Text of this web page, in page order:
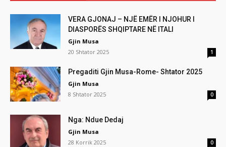
VERA GJONAJ – NJË EMËR I NJOHUR I
DIASPORËS SHQIPTARE NË ITALI
Gjin Musa
20 Shtator 2025
1
Pregaditi Gjin Musa-Rome- Shtator 2025
Gjin Musa
8 Shtator 2025
0
Nga: Ndue Dedaj
Gjin Musa
28 Korrik 2025
0